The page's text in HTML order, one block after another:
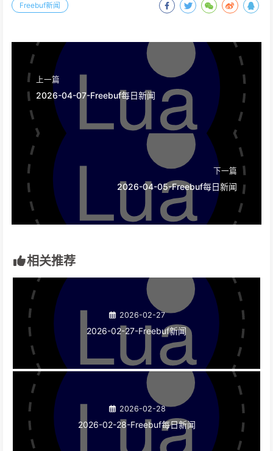
Freebuf新闻
上一篇
2026-04-07-Freebuf每日新闻
下一篇
2026-04-05-Freebuf每日新闻
相关推荐
2026-02-27
2026-02-27-Freebuf新闻
2026-02-28
2026-02-28-Freebuf每日新闻